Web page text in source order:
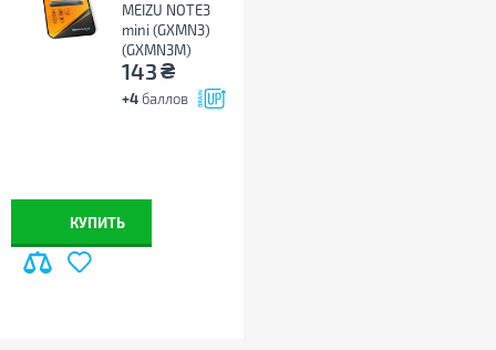
MEIZU NOTE3
mini (GXMN3)
(GXMN3M)
143₴
+4 баллов
КУПИТЬ